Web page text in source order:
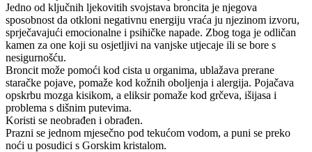
Jedno od ključnih ljekovitih svojstava broncita je njegova
sposobnost da otkloni negativnu energiju vraća ju njezinom izvoru,
sprječavajući emocionalne i psihičke napade. Zbog toga je odličan
kamen za one koji su osjetljivi na vanjske utjecaje ili se bore s
nesigurnošću.
Broncit može pomoći kod cista u organima, ublažava prerane
staračke pojave, pomaže kod kožnih oboljenja i alergija. Pojačava
opskrbu mozga kisikom, a eliksir pomaže kod grčeva, išijasa i
problema s dišnim putevima.
Koristi se neobrađen i obrađen.
Prazni se jednom mjesečno pod tekućom vodom, a puni se preko
noći u posudici s Gorskim kristalom.